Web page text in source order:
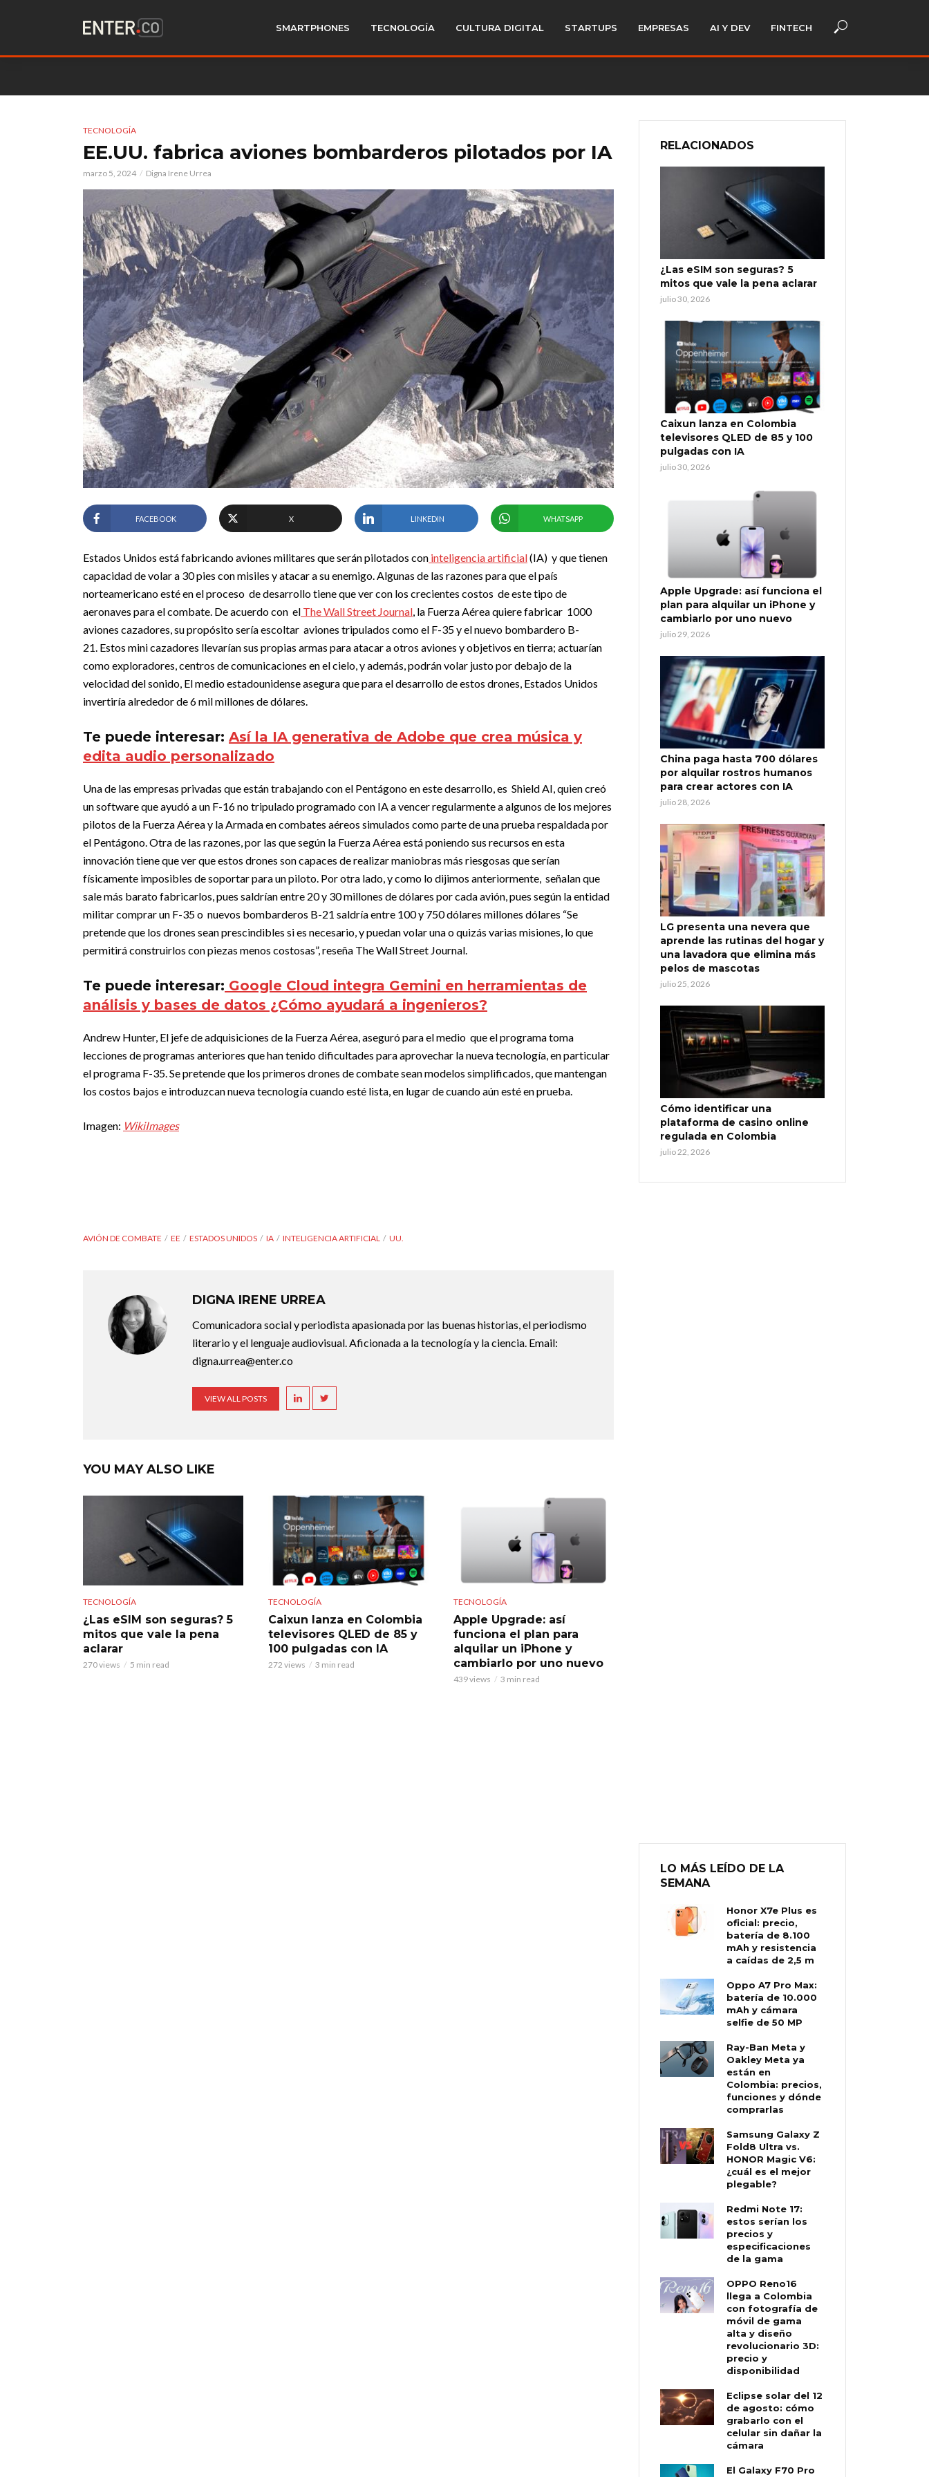
SMARTPHONES TECNOLOGÍA CULTURA DIGITAL STARTUPS EMPRESAS AI Y DEV FINTECH
TECNOLOGÍA
EE.UU. fabrica aviones bombarderos pilotados por IA
marzo 5, 2024 Digna Irene Urrea
FACEBOOK X LINKEDIN WHATSAPP
Estados Unidos está fabricando aviones militares que serán pilotados con inteligencia artificial(IA) y que tienen
capacidad de volar a 30 pies con misiles y atacar a su enemigo. Algunas de las razones para que el país
norteamericano esté en el proceso de desarrollo tiene que ver con los crecientes costos de este tipo de
aeronaves para el combate. De acuerdo con el The Wall Street Journal, la Fuerza Aérea quiere fabricar 1000
aviones cazadores, su propósito sería escoltar aviones tripulados como el F-35 y el nuevo bombardero B-
21. Estos mini cazadores llevarían sus propias armas para atacar a otros aviones y objetivos en tierra; actuarían
como exploradores, centros de comunicaciones en el cielo, y además, podrán volar justo por debajo de la
velocidad del sonido, El medio estadounidense asegura que para el desarrollo de estos drones, Estados Unidos
invertiría alrededor de 6 mil millones de dólares.
Te puede interesar: Así la IA generativa de Adobe que crea música y
edita audio personalizado
Una de las empresas privadas que están trabajando con el Pentágono en este desarrollo, es Shield AI, quien creó
un software que ayudó a un F-16 no tripulado programado con IA a vencer regularmente a algunos de los mejores
pilotos de la Fuerza Aérea y la Armada en combates aéreos simulados como parte de una prueba respaldada por
el Pentágono.Otra de las razones, por las que según la Fuerza Aérea está poniendo sus recursos en esta
innovación tiene que ver que estos drones son capaces de realizar maniobras más riesgosas que serían
físicamente imposibles de soportar para un piloto. Por otra lado, y como lo dijimos anteriormente, señalan que
sale más barato fabricarlos, pues saldrían entre 20 y 30 millones de dólares por cada avión, pues según la entidad
militar comprar un F-35 o nuevos bombarderos B-21 saldría entre 100 y 750 dólares millones dólares “Se
pretende que los drones sean prescindibles si es necesario, y puedan volar una o quizás varias misiones, lo que
permitirá construirlos con piezas menos costosas”, reseña The Wall Street Journal.
Te puede interesar: Google Cloud integra Gemini en herramientas de
análisis y bases de datos ¿Cómo ayudará a ingenieros?
Andrew Hunter, El jefe de adquisiciones de la Fuerza Aérea, aseguró para el medio que el programa toma
lecciones de programas anteriores que han tenido dificultades para aprovechar la nueva tecnología, en particular
el programa F-35. Se pretende que los primeros drones de combate sean modelos simplificados, que mantengan
los costos bajos e introduzcan nueva tecnología cuando esté lista, en lugar de cuando aún esté en prueba.
Imagen: WikiImages
AVIÓN DE COMBATE EE ESTADOS UNIDOS IA INTELIGENCIA ARTIFICIAL UU.
DIGNA IRENE URREA
Comunicadora social y periodista apasionada por las buenas historias, el periodismo
literario y el lenguaje audiovisual. Aficionada a la tecnología y la ciencia. Email:
digna.urrea@enter.co
VIEW ALL POSTS
YOU MAY ALSO LIKE
TECNOLOGÍA
¿Las eSIM son seguras? 5
mitos que vale la pena
aclarar
270 views 5 min read
TECNOLOGÍA
Caixun lanza en Colombia
televisores QLED de 85 y
100 pulgadas con IA
272 views 3 min read
TECNOLOGÍA
Apple Upgrade: así
funciona el plan para
alquilar un iPhone y
cambiarlo por uno nuevo
439 views 3 min read
RELACIONADOS
¿Las eSIM son seguras? 5
mitos que vale la pena aclarar
julio 30, 2026
Caixun lanza en Colombia
televisores QLED de 85 y 100
pulgadas con IA
julio 30, 2026
Apple Upgrade: así funciona el
plan para alquilar un iPhone y
cambiarlo por uno nuevo
julio 29, 2026
China paga hasta 700 dólares
por alquilar rostros humanos
para crear actores con IA
julio 28, 2026
LG presenta una nevera que
aprende las rutinas del hogar y
una lavadora que elimina más
pelos de mascotas
julio 25, 2026
Cómo identificar una
plataforma de casino online
regulada en Colombia
julio 22, 2026
LO MÁS LEÍDO DE LA
SEMANA
Honor X7e Plus es
oficial: precio,
batería de 8.100
mAh y resistencia
a caídas de 2,5 m
Oppo A7 Pro Max:
batería de 10.000
mAh y cámara
selfie de 50 MP
Ray-Ban Meta y
Oakley Meta ya
están en
Colombia: precios,
funciones y dónde
comprarlas
Samsung Galaxy Z
Fold8 Ultra vs.
HONOR Magic V6:
¿cuál es el mejor
plegable?
Redmi Note 17:
estos serían los
precios y
especificaciones
de la gama
OPPO Reno16
llega a Colombia
con fotografía de
móvil de gama
alta y diseño
revolucionario 3D:
precio y
disponibilidad
Eclipse solar del 12
de agosto: cómo
grabarlo con el
celular sin dañar la
cámara
El Galaxy F70 Pro